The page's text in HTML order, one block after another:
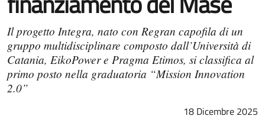
Il progetto Integra, nato con Regran capofila di un
gruppo multidisciplinare composto dall’Università di
Catania, EikoPower e Pragma Etimos, si classifica al
primo posto nella graduatoria “Mission Innovation
2.0”
18 Dicembre 2025